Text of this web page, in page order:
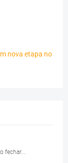
nova etapa no
fechar...